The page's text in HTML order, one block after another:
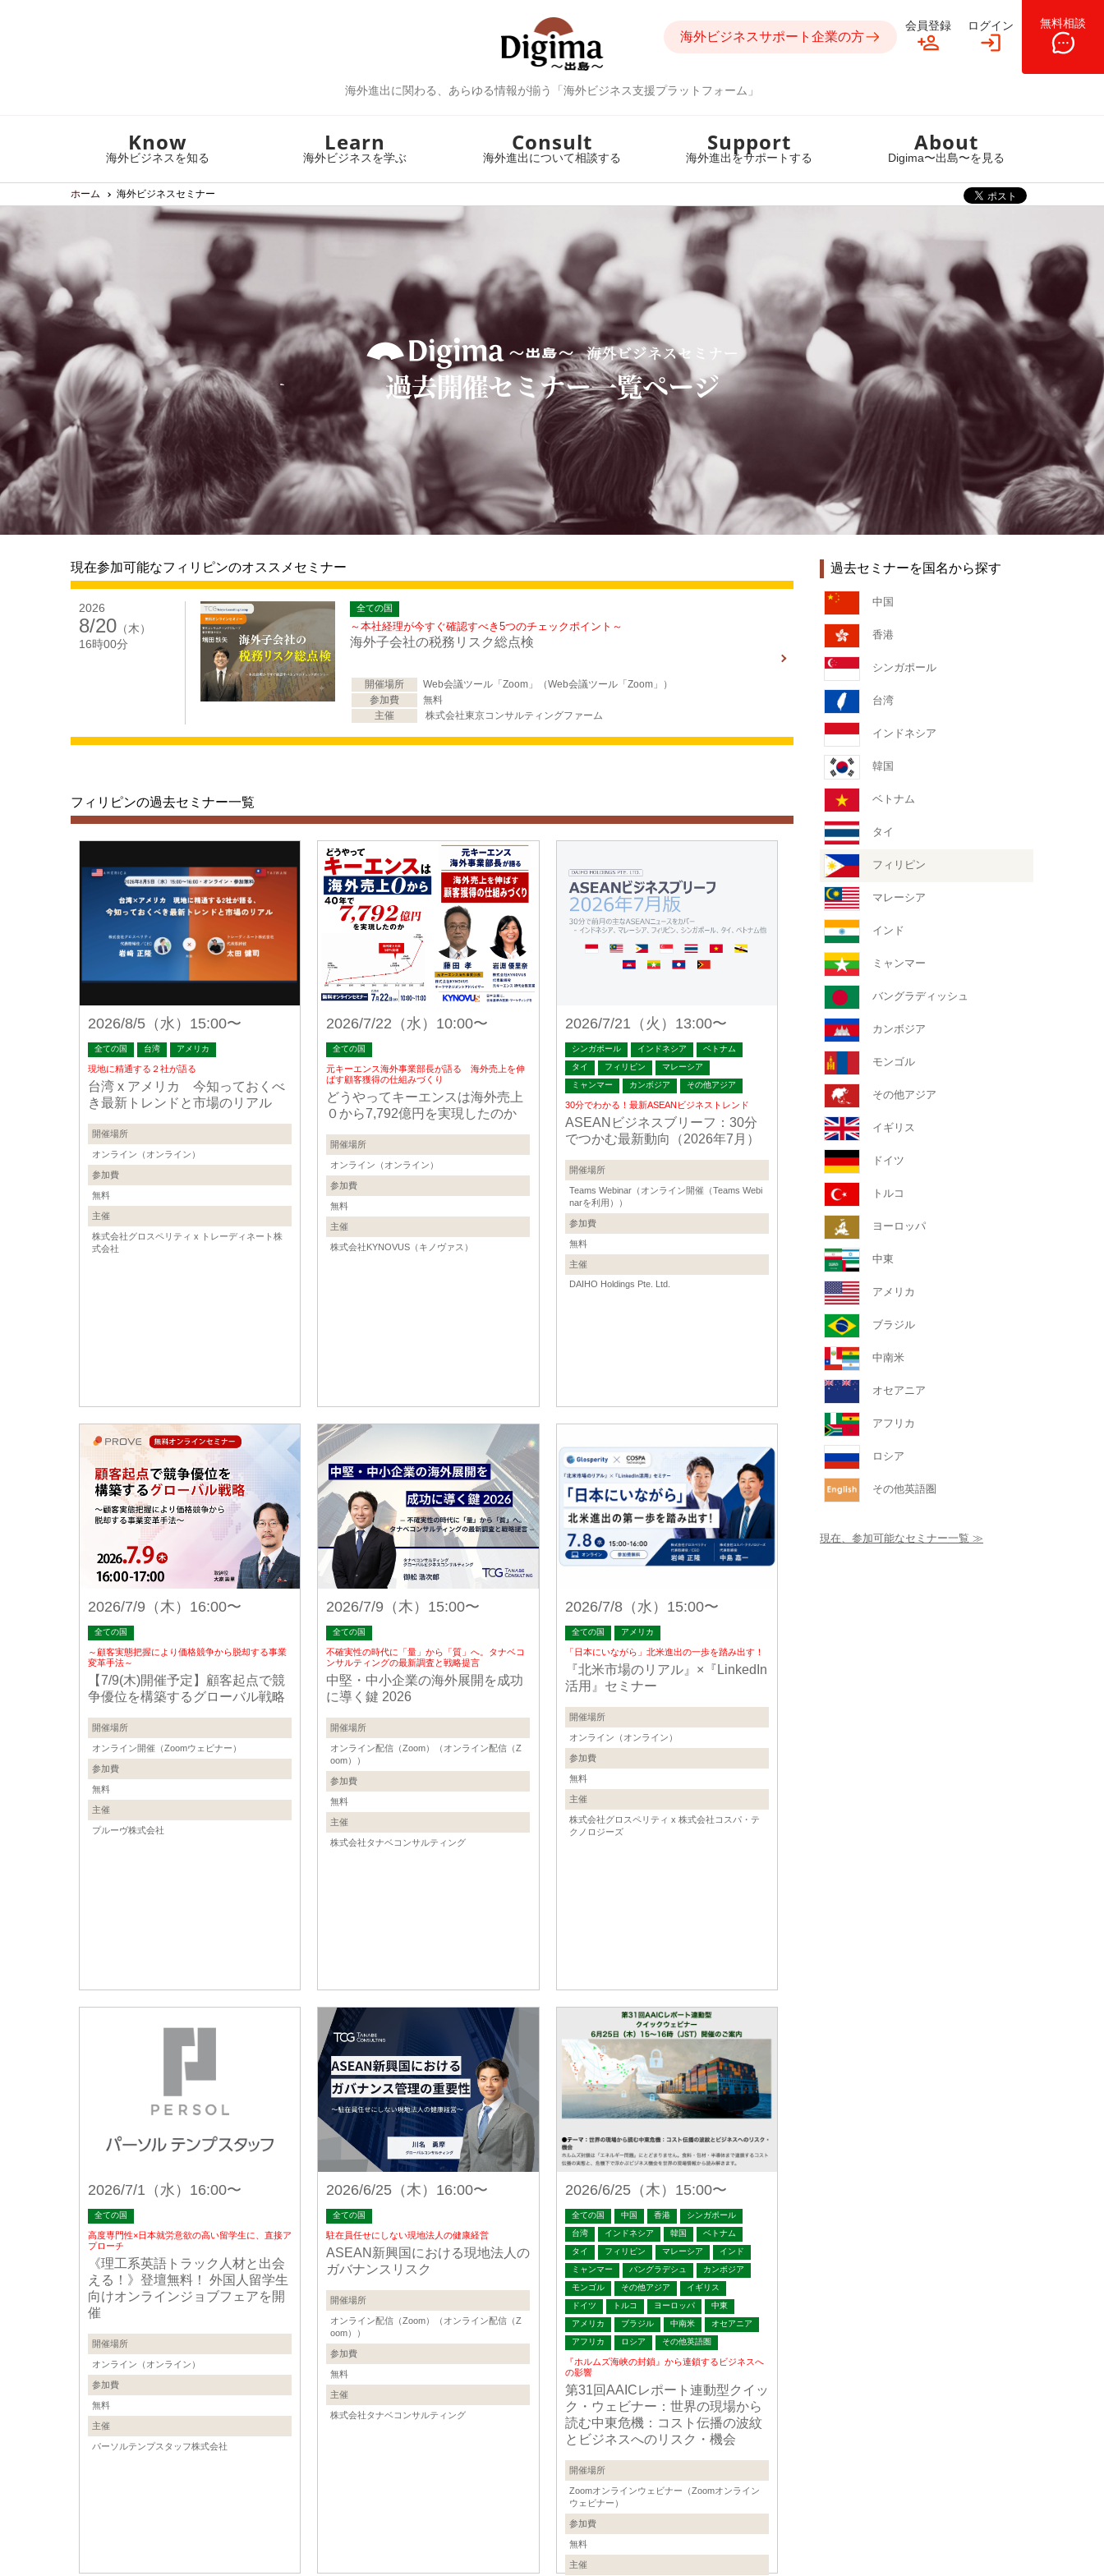
海外進出に関わる、あらゆる情報が揃う「海外ビジネス支援プラットフォーム」
海外ビジネスサポート企業の方
会員登録 ログイン 無料相談
Know
海外ビジネスを知る
Learn
海外ビジネスを学ぶ
Consult
海外進出について相談する
Support
海外進出をサポートする
About
Digima〜出島〜を見る
ホーム 海外ビジネスセミナー
現在参加可能なフィリピンのオススメセミナー
2026
8/20 （木）
16時00分
全ての国
～本社経理が今すぐ確認すべき5つのチェックポイント～
海外子会社の税務リスク総点検
開催場所
Web会議ツール「Zoom」（Web会議ツール「Zoom」）
参加費
無料
主催
株式会社東京コンサルティングファーム
フィリピンの過去セミナー一覧
2026/8/5（水）15:00〜
全ての国 台湾 アメリカ
現地に精通する２社が語る
台湾 x アメリカ 今知っておくべ
き最新トレンドと市場のリアル
開催場所
オンライン（オンライン）
参加費
無料
主催
株式会社グロスペリティ x トレーディネート株
式会社
2026/7/22（水）10:00〜
全ての国
元キーエンス海外事業部長が語る 海外売上を伸
ばす顧客獲得の仕組みづくり
どうやってキーエンスは海外売上
０から7,792億円を実現したのか
開催場所
オンライン（オンライン）
参加費
無料
主催
株式会社KYNOVUS（キノヴァス）
2026/7/21（火）13:00〜
シンガポール インドネシア
ベトナム
タイ
フィリピン
マレーシア
ミャンマー
カンボジア その他アジア
30分でわかる！最新ASEANビジネストレンド
ASEANビジネスブリーフ：30分
でつかむ最新動向（2026年7月）
開催場所
Teams Webinar（オンライン開催（Teams Webi
narを利用））
参加費
無料
主催
DAIHO Holdings Pte. Ltd.
2026/7/9（木）16:00〜
全ての国
～顧客実態把握により価格競争から脱却する事業
変革手法～
【7/9(木)開催予定】顧客起点で競
争優位を構築するグローバル戦略
開催場所
オンライン開催（Zoomウェビナー）
参加費
無料
主催
プルーヴ株式会社
2026/7/9（木）15:00〜
全ての国
不確実性の時代に「量」から「質」へ。タナベコ
ンサルティングの最新調査と戦略提言
中堅・中小企業の海外展開を成功
に導く鍵 2026
開催場所
オンライン配信（Zoom）（オンライン配信（Z
oom））
参加費
無料
主催
株式会社タナベコンサルティング
2026/7/8（水）15:00〜
全ての国 アメリカ
「日本にいながら」北米進出の一歩を踏み出す！
『北米市場のリアル』×『LinkedIn
活用』セミナー
開催場所
オンライン（オンライン）
参加費
無料
主催
株式会社グロスペリティ x 株式会社コスパ・テ
クノロジーズ
2026/7/1（水）16:00〜
全ての国
高度専門性×日本就労意欲の高い留学生に、直接ア
プローチ
《理工系英語トラック人材と出会
える！》登壇無料！ 外国人留学生
向けオンラインジョブフェアを開
催
開催場所
オンライン（オンライン）
参加費
無料
主催
パーソルテンプスタッフ株式会社
2026/6/25（木）16:00〜
全ての国
駐在員任せにしない現地法人の健康経営
ASEAN新興国における現地法人の
ガバナンスリスク
開催場所
オンライン配信（Zoom）（オンライン配信（Z
oom））
参加費
無料
主催
株式会社タナベコンサルティング
2026/6/25（木）15:00〜
全ての国 中国 香港
シンガポール
台湾
インドネシア 韓国
ベトナム
タイ
フィリピン マレーシア
インド
ミャンマー
バングラデシュ
カンボジア
モンゴル
その他アジア
イギリス
ドイツ
トルコ ヨーロッパ
中東
アメリカ
ブラジル 中南米
オセアニア
アフリカ
ロシア その他英語圏
『ホルムズ海峡の封鎖』から連鎖するビジネスへ
の影響
第31回AAICレポート連動型クイッ
ク・ウェビナー：世界の現場から
読む中東危機：コスト伝播の波紋
とビジネスへのリスク・機会
開催場所
Zoomオンラインウェビナー（Zoomオンライン
ウェビナー）
参加費
無料
主催
過去セミナーを国名から探す
中国
香港
シンガポール
台湾
インドネシア
韓国
ベトナム
タイ
フィリピン
マレーシア
インド
ミャンマー
バングラディッシュ
カンボジア
モンゴル
その他アジア
イギリス
ドイツ
トルコ
ヨーロッパ
中東
アメリカ
ブラジル
中南米
オセアニア
アフリカ
ロシア
その他英語圏
現在、参加可能なセミナー一覧 ≫